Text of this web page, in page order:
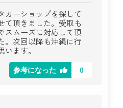
カーショップを探して
て頂きました。受取も
スムーズに対応して頂
。次回以降も沖縄に行
ます。
参考になった 0